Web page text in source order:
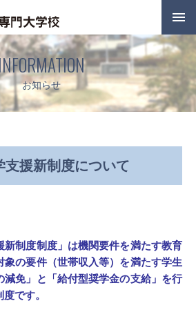
お知らせ
支援新制度について
新制度制度」は機関要件を満たす教育
の要件（世帯収入等） を満たす学生
減免」と「給付型奨学金の支給」を行
です。